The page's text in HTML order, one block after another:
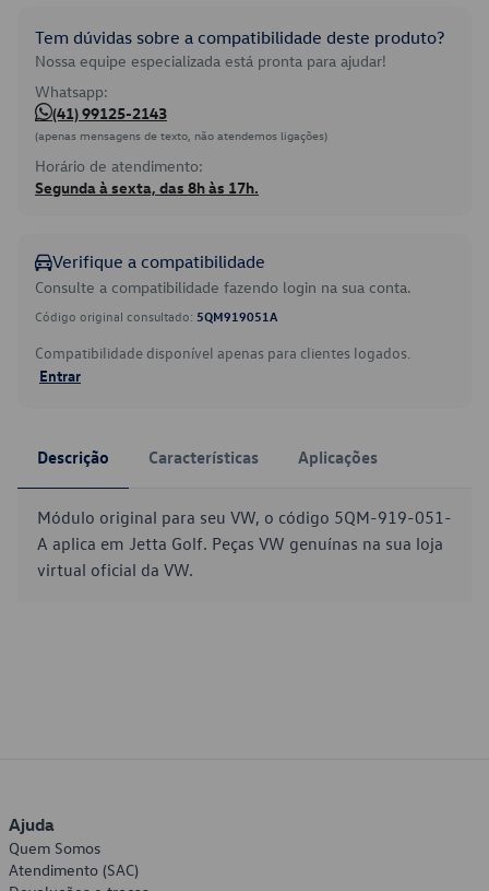
Tem dúvidas sobre a compatibilidade deste produto?
Nossa equipe especializada está pronta para ajudar!
Whatsapp:
(41) 99125-2143
(apenas mensagens de texto, não atendemos ligações)
Horário de atendimento:
Segunda à sexta, das 8h às 17h.
Verifique a compatibilidade
Consulte a compatibilidade fazendo login na sua conta.
Código original consultado: 5QM919051A
Compatibilidade disponível apenas para clientes logados.
Entrar
Descrição Características Aplicações
Módulo original para seu VW, o código 5QM-919-051-
A aplica em Jetta Golf. Peças VW genuínas na sua loja
virtual oficial da VW.
Ajuda
Quem Somos
Atendimento (SAC)